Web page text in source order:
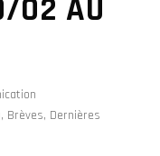
02 AU
, Brèves, Dernières